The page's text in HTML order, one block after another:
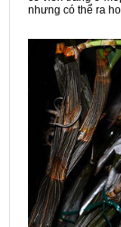
nhưng có thể ra